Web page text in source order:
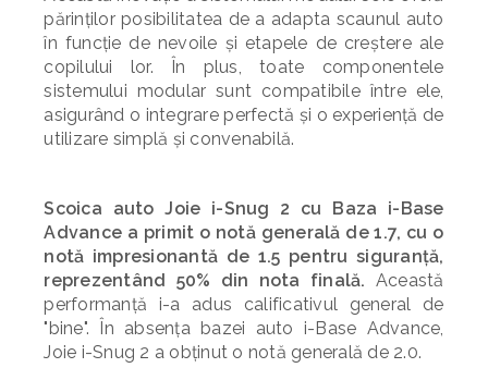
părinților posibilitatea de a adapta scaunul auto
în funcție de nevoile și etapele de creștere ale
copilului lor. În plus, toate componentele
sistemului modular sunt compatibile între ele,
asigurând o integrare perfectă și o experiență de
utilizare simplă și convenabilă.
Scoica autoJoie i-Snug 2
cu Baza i-Base
Advance a primit o notă generală de 1.7, cu o
notă impresionantă de 1.5 pentru siguranță,
reprezentând 50% din nota finală. Această
performanță i-a adus calificativul general de
"bine". În absența bazei auto i-Base Advance,
Joie i-Snug 2 a obținut o notă generală de 2.0.